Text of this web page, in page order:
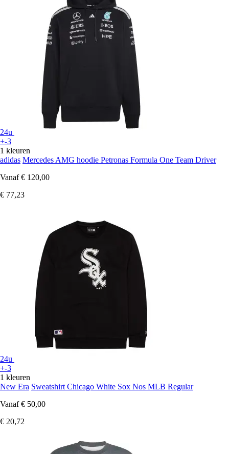
24u
+-3
1 kleuren
adidas Mercedes AMG hoodie Petronas Formula One Team Driver
Vanaf € 120,00
€ 77,23
24u
+-3
1 kleuren
New Era Sweatshirt Chicago White Sox Nos MLB Regular
Vanaf € 50,00
€ 20,72